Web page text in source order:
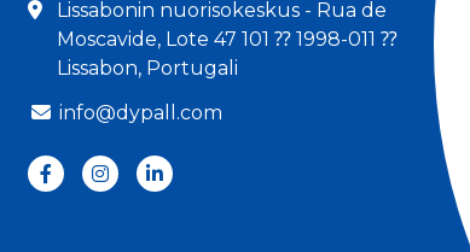
Lissabonin nuorisokeskus - Rua de
Moscavide, Lote 47 101 ⁇ 1998-011 ⁇
Lissabon, Portugali
info@dypall.com